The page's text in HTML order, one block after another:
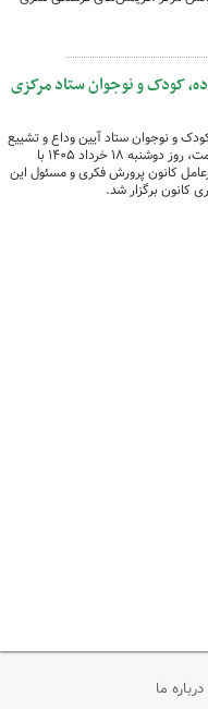
کودک و نوجوان ستاد مرکزی
و نوجوان ستاد آیین وداع و تشییع
قائد شهید عظیم‌الشان امت، روز دوشنبه ۱۸ خرداد ۱۴۰۵ با
کانون پرورش فکری و مسئول این
کانون برگزار شد.
درباره ما